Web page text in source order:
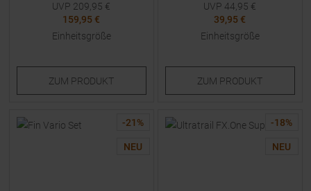
UVP 209,95 €
159,95 €
Einheitsgröße
ZUM PRODUKT
UVP 44,95 €
39,95 €
Einheitsgröße
ZUM PRODUKT
-21 %
NEU
-18%
NEU